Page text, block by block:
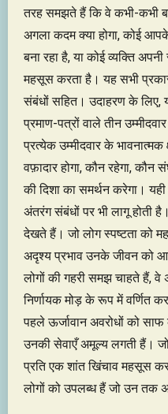
तरह समझते हैं कि वे कभी-कभी
अगला कदम क्या होगा, कोई
बना रहा है, या कोई व्यक्ति
महसूस करता है। यह सभी
संबंधों सहित। उदाहरण के लिए,
प्रमाण-पत्रों वाले तीन
प्रत्येक उम्मीदवार के
वफ़ादार होगा, कौन रहेगा,
की दिशा का समर्थन करेगा। यही
अंतरंग संबंधों पर भी लागू होती
देखते हैं। जो लोग स्पष्टता को
अदृश्य प्रभाव उनके जीवन को
लोगों की गहरी समझ चाहते हैं,
निर्णायक मोड़ के रूप में वर्णित
पहले ऊर्जावान अवरोधों को
उनकी सेवाएँ अमूल्य लगती हैं।
प्रति एक शांत खिंचाव महसूस
लोगों को उपलब्ध हैं जो उन तक